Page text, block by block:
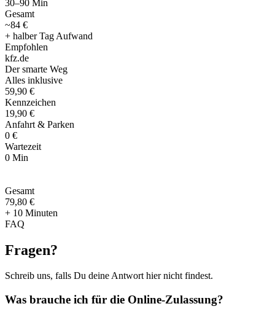
30–90 Min
Gesamt
~84 €
+ halber Tag Aufwand
Empfohlen
kfz.de
Der smarte Weg
Alles inklusive
59,90 €
Kennzeichen
19,90 €
Anfahrt & Parken
0 €
Wartezeit
0 Min
Gesamt
79,80 €
+ 10 Minuten
FAQ
Fragen?
Schreib uns, falls Du deine Antwort hier nicht findest.
Was brauche ich für die Online-Zulassung?